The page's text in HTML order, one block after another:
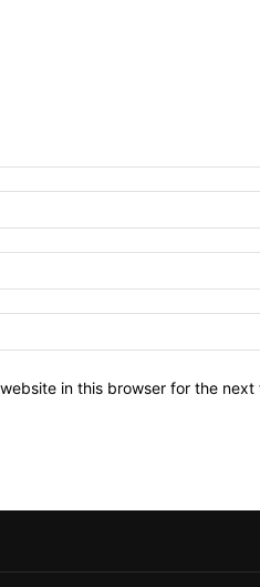
in this browser for the next